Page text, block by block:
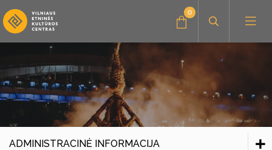
Administracinė informacija
Konkursai
Savanorystė, praktika
0
ADMINISTRACINĖ INFORMACIJA